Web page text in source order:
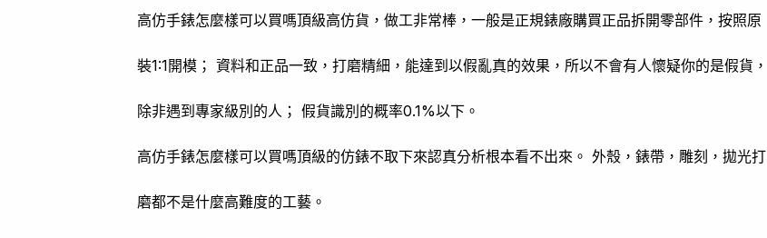
高仿手錶怎麼樣可以買嗎頂級高仿貨，做工非常棒，一般是正規錶廠購買正品拆開零部件，按照原
裝1:1開模； 資料和正品一致，打磨精細，能達到以假亂真的效果，所以不會有人懷疑你的是假貨，
除非遇到專家級別的人； 假貨識別的概率0.1%以下。
高仿手錶怎麼樣可以買嗎頂級的仿錶不取下來認真分析根本看不出來。 外殼，錶帶，雕刻，拋光打
磨都不是什麼高難度的工藝。